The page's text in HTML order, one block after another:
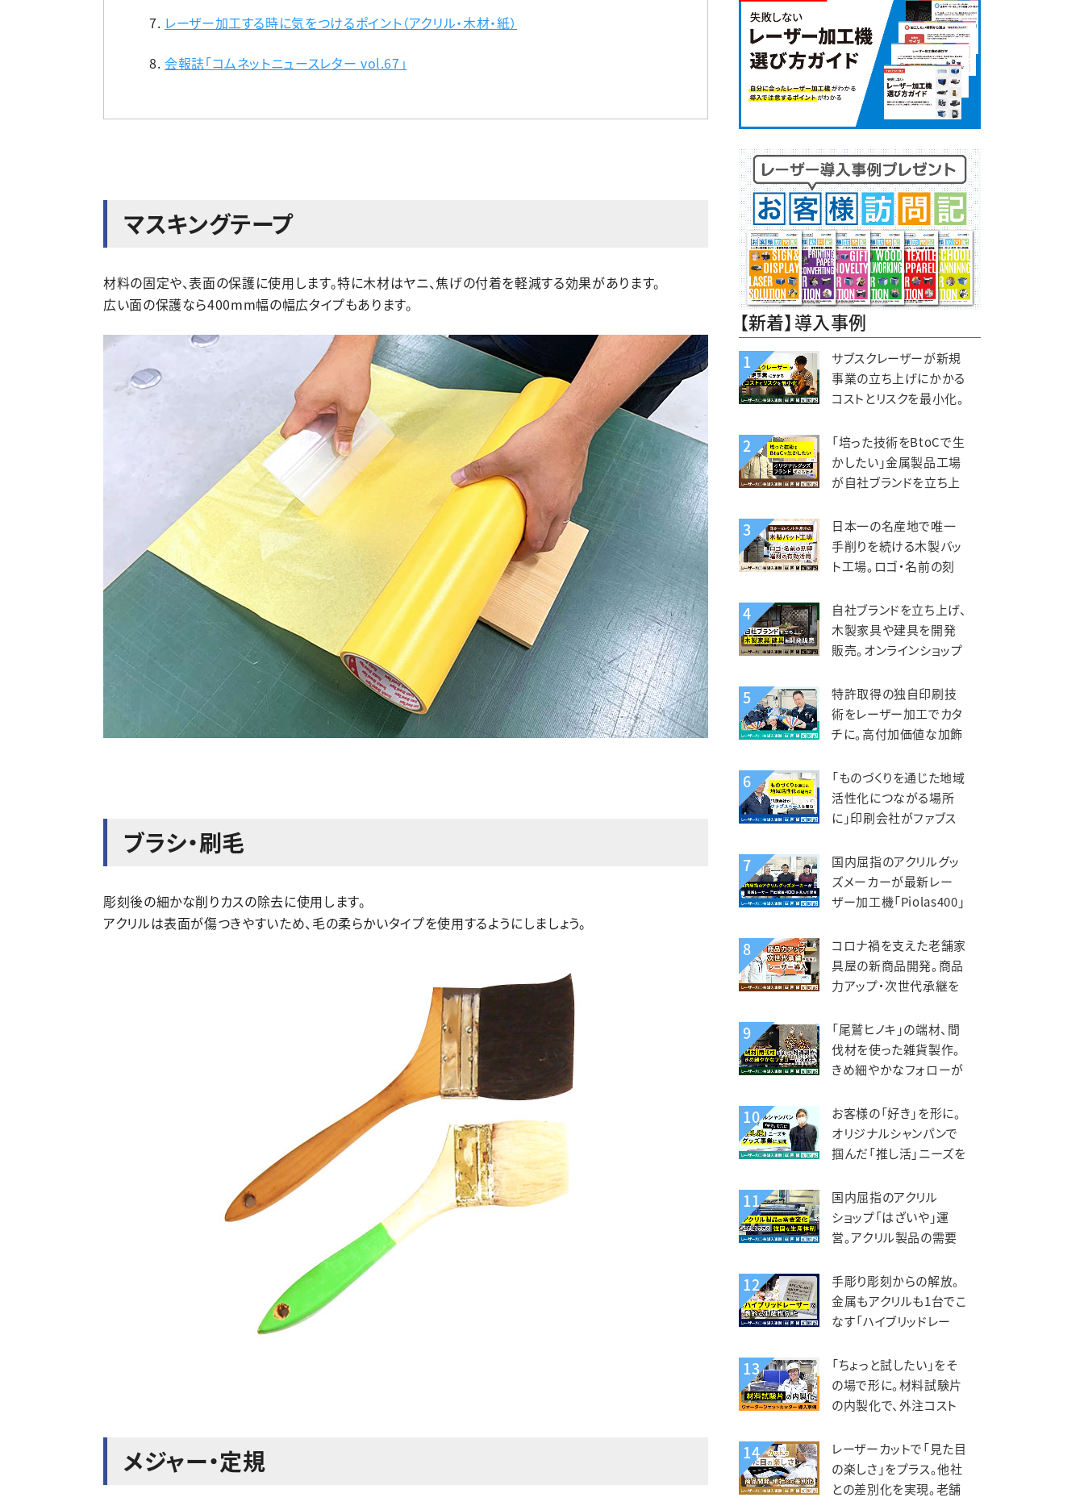
レーザー加工する時に気をつけるポイント（アクリル・木材・紙）
会報誌「コムネットニュースレター vol.67」
マスキングテープ
材料の固定や、表面の保護に使用します。特に木材はヤニ、焦げの付着を軽減する効果があります。
広い面の保護なら400mm幅の幅広タイプもあります。
ブラシ・刷毛
彫刻後の細かな削りカスの除去に使用します。
アクリルは表面が傷つきやすいため、毛の柔らかいタイプを使用するようにしましょう。
メジャー・定規
【新着】導入事例
1
サブスクレーザーが新規
事業の立ち上げにかかる
コストとリスクを最小化。
kiond（キオンド）様
2
「培った技術をBtoCで生
かしたい」金属製品工場
が自社ブランドを立ち上
造販売。錦中央工業様
3
日本一の名産地で唯一
手削りを続ける木製バッ
ト工場。ロゴ・名前の刻
を活用。エスオースポーツ
工業様
4
自社ブランドを立ち上げ、
木製家具や建具を開発
販売。オンラインショップ
大。KIZAIKU C+（阪口銘
木店）様
5
特許取得の独自印刷技
術をレーザー加工でカタ
チに。高付加価値な加飾
柱へ。智昌加工様
6
「ものづくりを通じた地域
活性化につながる場所
に」印刷会社がファブス
や印刷工業様
7
国内屈指のアクリルグッ
ズメーカーが最新レー
ザー加工機「Piolas400」
（北星社グループ）様
8
コロナ禍を支えた老舗家
具屋の新商品開発。商品
力アップ・次世代承継を
津木工様
9
「尾鷲ヒノキ」の端材、間
伐材を使った雑貨製作。
きめ細やかなフォローが
すや様
10
お客様の「好き」を形に。
オリジナルシャンパンで
掴んだ「推し活」ニーズを
インマーケット様
11
国内屈指のアクリル
ショップ「はざいや」運
営。アクリル製品の需要
生産体制。菅原工芸様
12
手彫り彫刻からの解放。
金属もアクリルも1台でこ
なす「ハイブリッドレー
上。トージ工芸様
13
「ちょっと試したい」をそ
の場で形に。材料試験片
の内製化で、外注コスト
両立。フジクリーン様
14
レーザーカットで「見た目
の楽しさ」をプラス。他社
との差別化を実現。老舗